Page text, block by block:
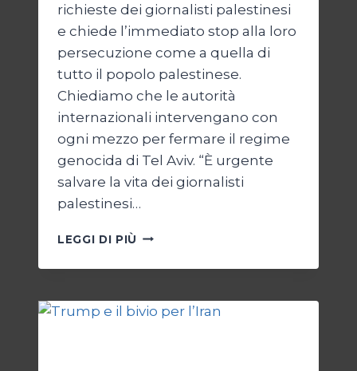
richieste dei giornalisti palestinesi
e chiede l’immediato stop alla loro
persecuzione come a quella di
tutto il popolo palestinese.
Chiediamo che le autorità
internazionali intervengano con
ogni mezzo per fermare il regime
genocida di Tel Aviv. “È urgente
salvare la vita dei giornalisti
palestinesi…
LEGGI DI PIÙ GIORNALISTI,
APPELLO
GAZA